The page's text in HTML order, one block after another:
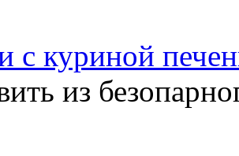
с куриной
из